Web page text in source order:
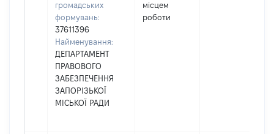
громадських
формувань:
37611396
Найменування:
ДЕПАРТАМЕНТ
ПРАВОВОГО
ЗАБЕЗПЕЧЕННЯ
ЗАПОРІЗЬКОЇ
МІСЬКОЇ РАДИ
місцем
роботи